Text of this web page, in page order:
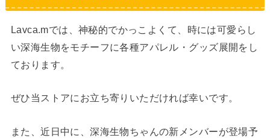
Lavca.mでは、神秘的でかっこよくて、時には可愛らし
い深海生物をモチーフに各種アパレル・グッズ展開をし
ております。
ぜひ当ストアにお立ち寄りいただければ幸いです。
また、近日中に、深海生物ちゃんの新メンバーが登場予